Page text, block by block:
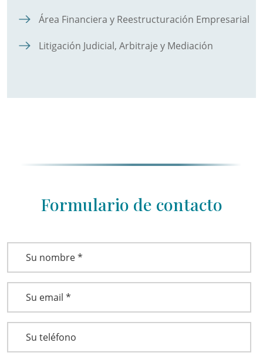
Área Financiera y Reestructuración Empresarial
Litigación Judicial, Arbitraje y Mediación
Formulario de contacto